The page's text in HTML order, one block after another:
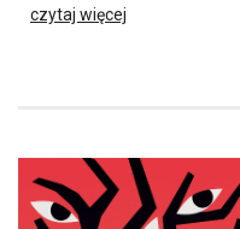
czytaj więcej